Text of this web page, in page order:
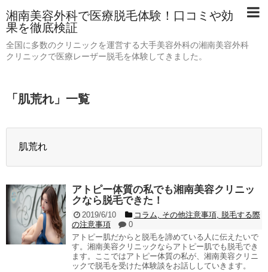
湘南美容外科で医療脱毛体験！口コミや効
果を徹底検証
全国に多数のクリニックを運営する大手美容外科の湘南美容外科
クリニックで医療レーザー脱毛を体験してきました。
「 肌荒れ」 一覧
肌荒れ
アトピー体質の私でも湘南美容クリニッ
クなら脱毛できた！
2019/6/10 コラム, その他注意事項, 脱毛する際
の注意事項
0
アトピー肌だからと脱毛を諦めている人に伝えたいで
す。湘南美容クリニックならアトピー肌でも脱毛でき
ます。ここではアトピー体質の私が、湘南美容クリニ
ックで脱毛を受けた体験談をお話ししていきます。